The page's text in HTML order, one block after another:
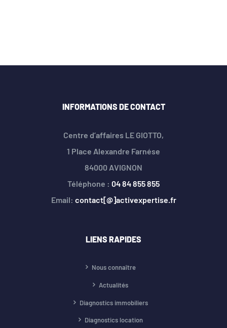
INFORMATIONS DE CONTACT
Centre d’affaires LE GIOTTO,
1 Place Alexandre Farnése
84000 AVIGNON
Téléphone : 04 84 855 855
Email: contact[@]activexpertise.fr
LIENS RAPIDES
Nous connaître
Actualités
Diagnostics immobiliers
Diagnostics location